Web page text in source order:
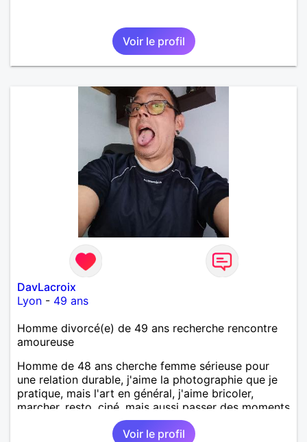
Voir le profil
DavLacroix
Lyon - 49 ans
Homme divorcé(e) de 49 ans recherche rencontre
amoureuse
Homme de 48 ans cherche femme sérieuse pour
une relation durable, j'aime la photographie que je
pratique, mais l'art en général, j'aime bricoler,
marcher, resto, ciné, mais aussi passer des moments
calme devant un bon film ou une série avec un
plateau repas. le reste est à découvrir.
Voir le profil